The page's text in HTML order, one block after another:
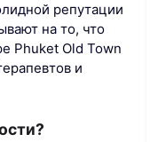
репутации
на то, что
Phuket Old Town
и